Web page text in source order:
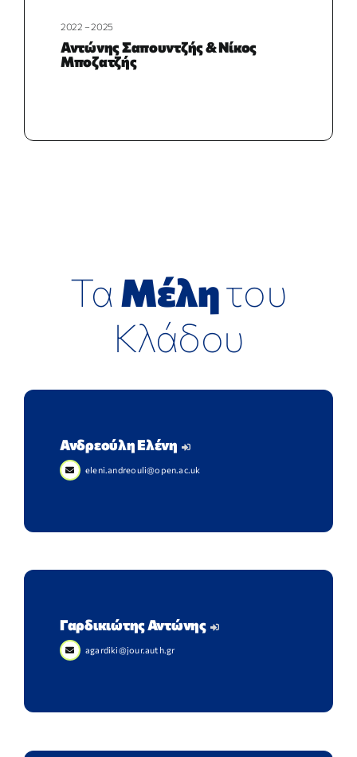
2022 – 2025
Αντώνης Σαπουντζής & Νίκος
Μποζατζής
Τα Μέλητου
Κλάδου
Ανδρεούλη Ελένη
eleni.andreouli@open.ac.uk
Γαρδικιώτης Αντώνης
agardiki@jour.auth.gr